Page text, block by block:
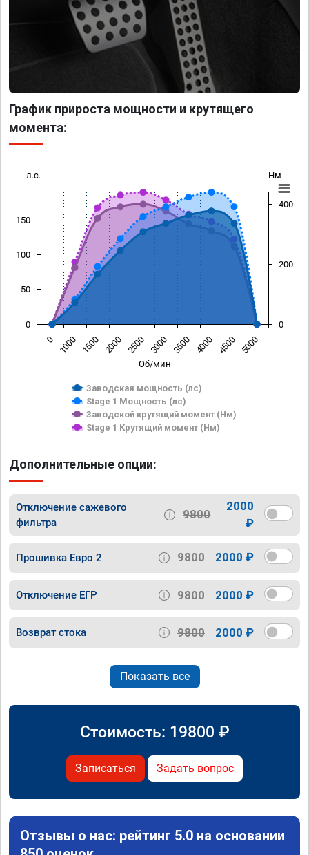
График прироста мощности и крутящего
момента:
Об/мин
л.с. Нм
Заводская мощность (лс)
Stage 1 Мощность (лс)
Заводской крутящий момент (Нм)
Stage 1 Крутящий момент (Нм)
0 1000 1500 2000 2500 3000 3500 4000 4500 5000
0
50
100
150
0
200
400
Дополнительные опции:
Отключение сажевого
фильтра
9800
2000
₽
Прошивка Евро 2 9800 2000 ₽
Отключение ЕГР 9800 2000 ₽
Возврат стока 9800 2000 ₽
Показать все
Стоимость: 19800 ₽
Записаться Задать вопрос
Отзывы о нас: рейтинг 5.0 на основании